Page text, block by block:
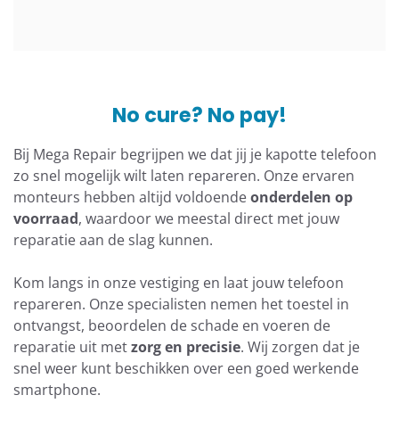
No cure? No pay!
Bij Mega Repair begrijpen we dat jij je kapotte telefoon
zo snel mogelijk wilt laten repareren. Onze ervaren
monteurs hebben altijd voldoendeonderdelen op
voorraad, waardoor we meestal direct met jouw
reparatie aan de slag kunnen.
Kom langs in onze vestiging en laat jouw telefoon
repareren. Onze specialisten nemen het toestel in
ontvangst, beoordelen de schade en voeren de
reparatie uit metzorg en precisie. Wij zorgen dat je
snel weer kunt beschikken over een goed werkende
smartphone.